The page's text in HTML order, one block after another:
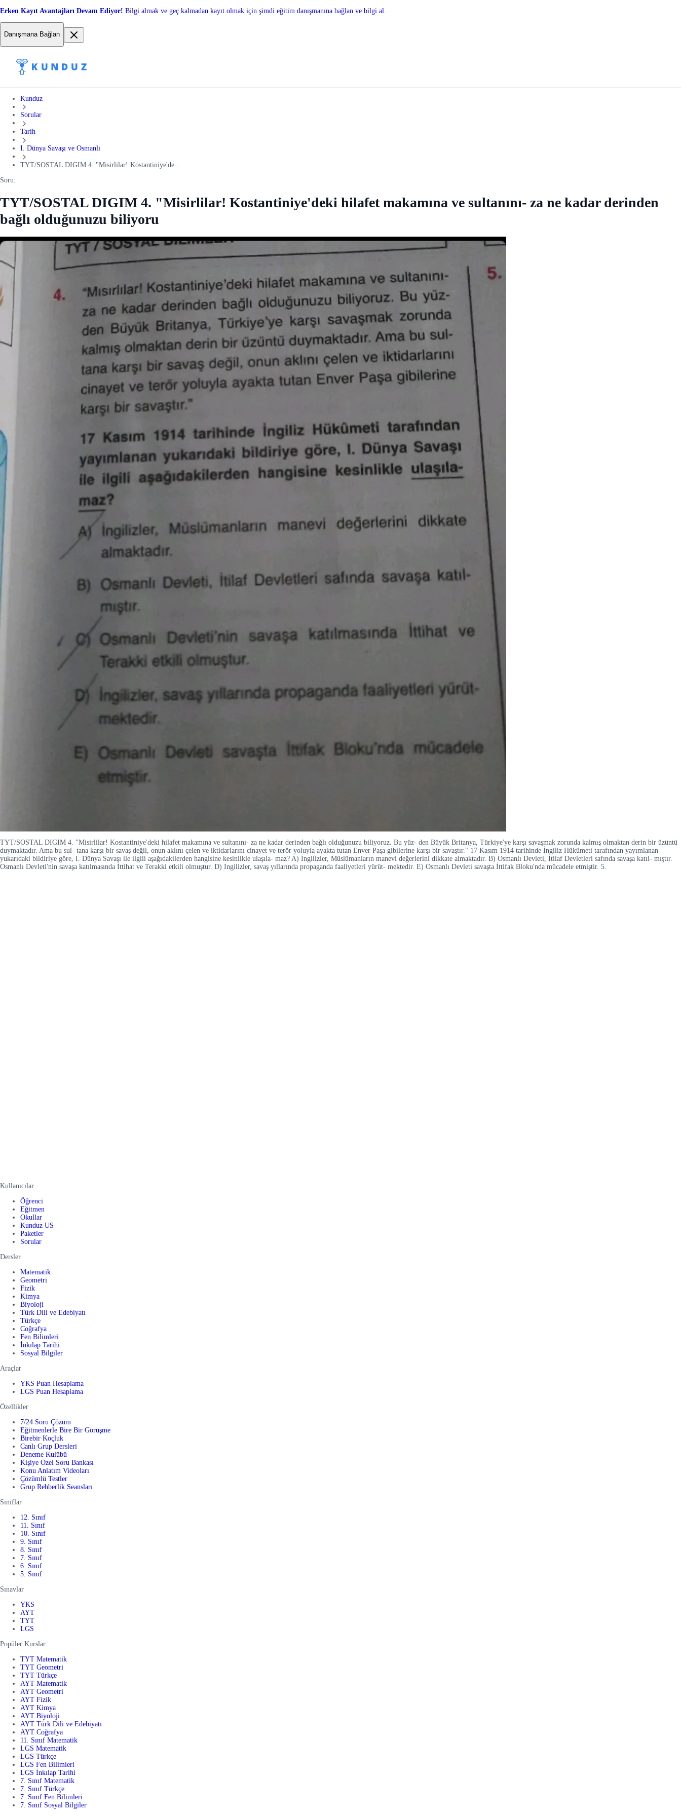
Erken Kayıt Avantajları Devam Ediyor! Bilgi almak ve geç kalmadan kayıt olmak için şimdi eğitim danışmanına bağlan ve bilgi al.
Danışmana Bağlan
Kunduz
Sorular
Tarih
I. Dünya Savaşı ve Osmanlı
TYT/SOSTAL DIGIM 4. "Misirlilar! Kostantiniye'de...
Soru:
TYT/SOSTAL DIGIM 4. "Misirlilar! Kostantiniye'deki hilafet makamına ve sultanını- za ne kadar derinden
bağlı olduğunuzu biliyoru
TYT/SOSTAL DIGIM 4. "Misirlilar! Kostantiniye'deki hilafet makamına ve sultanını- za ne kadar derinden bağlı olduğunuzu biliyoruz. Bu yüz- den Büyük Britanya, Türkiye'ye karşı savaşmak zorunda kalmış olmaktan derin bir üzüntü
duymaktadır. Ama bu sul- tana karşı bir savaş değil, onun aklını çelen ve iktidarlarını cinayet ve terör yoluyla ayakta tutan Enver Paşa gibilerine karşı bir savaştır." 17 Kasım 1914 tarihinde İngiliz Hükûmeti tarafından yayımlanan
yukarıdaki bildiriye göre, I. Dünya Savaşı ile ilgili aşağıdakilerden hangisine kesinlikle ulaşıla- maz? A) İngilizler, Müslümanların manevi değerlerini dikkate almaktadır. B) Osmanlı Devleti, İtilaf Devletleri safında savaşa katıl- mıştır.
Osmanlı Devleti'nin savaşa katılmasında İttihat ve Terakki etkili olmuştur. D) Ingilizler, savaş yıllarında propaganda faaliyetleri yürüt- mektedir. E) Osmanlı Devleti savaşta İttifak Bloku'nda mücadele etmiştir. 5.
Kullanıcılar
Öğrenci
Eğitmen
Okullar
Kunduz US
Paketler
Sorular
Dersler
Matematik
Geometri
Fizik
Kimya
Biyoloji
Türk Dili ve Edebiyatı
Türkçe
Coğrafya
Fen Bilimleri
İnkılap Tarihi
Sosyal Bilgiler
Araçlar
YKS Puan Hesaplama
LGS Puan Hesaplama
Özellikler
7/24 Soru Çözüm
Eğitmenlerle Bire Bir Görüşme
Birebir Koçluk
Canlı Grup Dersleri
Deneme Kulübü
Kişiye Özel Soru Bankası
Konu Anlatım Videoları
Çözümlü Testler
Grup Rehberlik Seansları
Sınıflar
12. Sınıf
11. Sınıf
10. Sınıf
9. Sınıf
8. Sınıf
7. Sınıf
6. Sınıf
5. Sınıf
Sınavlar
YKS
AYT
TYT
LGS
Popüler Kurslar
TYT Matematik
TYT Geometri
TYT Türkçe
AYT Matematik
AYT Geometri
AYT Fizik
AYT Kimya
AYT Biyoloji
AYT Türk Dili ve Edebiyatı
AYT Coğrafya
11. Sınıf Matematik
LGS Matematik
LGS Türkçe
LGS Fen Bilimleri
LGS İnkılap Tarihi
7. Sınıf Matematik
7. Sınıf Türkçe
7. Sınıf Fen Bilimleri
7. Sınıf Sosyal Bilgiler